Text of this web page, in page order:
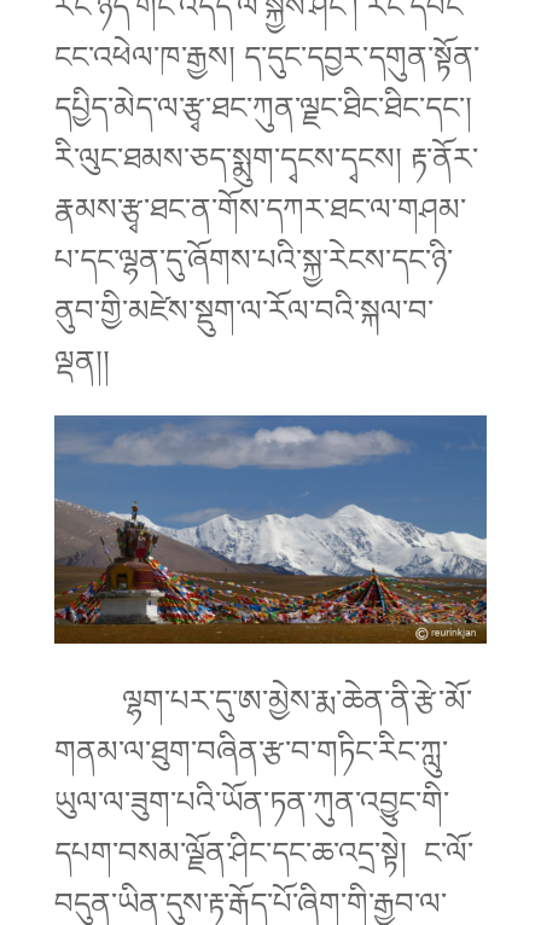
ངང་འཕེལ་ཁ་རྒྱས། ད་དུང་དབྱར་དགུན་སྟོན་
དཔྱིད་མེད་ལ་རྩྭ་ཐང་ཀུན་ལྗང་ཐིང་ཐིང་དང་།
རི་ལུང་ཐམས་ཅད་སྨུག་དྭངས་དྭངས། རྟ་ནོར་
རྣམས་རྩྭ་ཐང་ན་གོས་དཀར་ཐང་ལ་གཤམ་
པ་དང་ལྷན་དུ་ཞོགས་པའི་སྐྱ་རེངས་དང་ཉི་
ནུབ་གྱི་མཛེས་སྡུག་ལ་རོལ་བའི་སྐལ་བ་
ལྡན།།
ལྷག་པར་དུ་ཨ་མྱེས་རྨ་ཆེན་ནི་རྩེ་མོ་
གནམ་ལ་ཐུག་བཞིན་རྩ་བ་གཏིང་རིང་ཀླུ་
ཡུལ་ལ་ཟུག་པའི་ཡོན་ཏན་ཀུན་འབྱུང་གི་
དཔག་བསམ་ལྗོན་ཤིང་དང་ཆ་འདྲ་སྟེ། ང་ལོ་
བདུན་ཡིན་དུས་རྟ་རྒོད་པོ་ཞིག་གི་རྒྱབ་ལ་